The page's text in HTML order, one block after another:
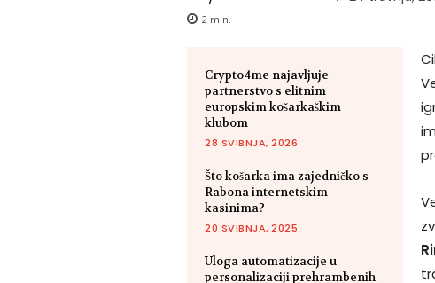
2 min.
Crypto4me najavljuje
partnerstvo s elitnim
europskim košarkaškim
klubom
28 SVIBNJA, 2026
Što košarka ima zajedničko s
Rabona internetskim
kasinima?
20 SVIBNJA, 2025
Uloga automatizacije u
personalizaciji prehrambenih